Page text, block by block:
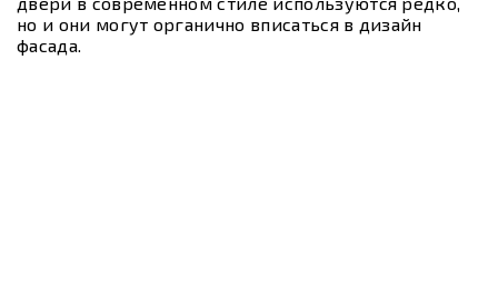
но и они могут органично вписаться в дизайн
фасада.